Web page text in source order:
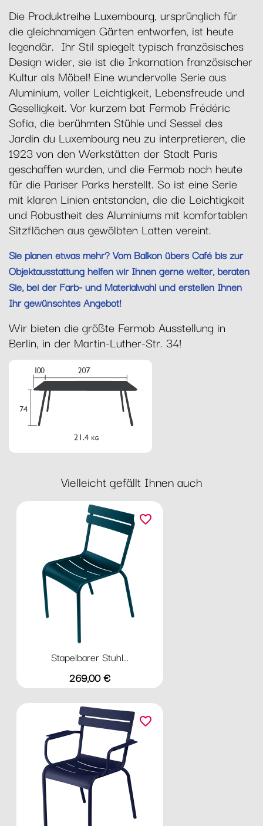
Die Produktreihe Luxembourg, ursprünglich für
die gleichnamigen Gärten entworfen, ist heute
legendär. Ihr Stil spiegelt typisch französisches
Design wider, sie ist die Inkarnation französischer
Kultur als Möbel! Eine wundervolle Serie aus
Aluminium, voller Leichtigkeit, Lebensfreude und
Geselligkeit. Vor kurzem bat Fermob Frédéric
Sofia, die berühmten Stühle und Sessel des
Jardin du Luxembourg neu zu interpretieren, die
1923 von den Werkstätten der Stadt Paris
geschaffen wurden, und die Fermob noch heute
für die Pariser Parks herstellt. So ist eine Serie
mit klaren Linien entstanden, die die Leichtigkeit
und Robustheit des Aluminiums mit komfortablen
Sitzflächen aus gewölbten Latten vereint.
Sie planen etwas mehr? Vom Balkon übers Café bis zur
Objektausstattung helfen wir Ihnen gerne weiter, beraten
Sie, bei der Farb- und Materialwahl und erstellen Ihnen
Ihr gewünschtes Angebot!
Wir bieten die größte Fermob Ausstellung in
Berlin, in der Martin-Luther-Str. 34!
Vielleicht gefällt Ihnen auch
Stapelbarer Stuhl...
Preis
269,00 €
favorite_border
favorite_border